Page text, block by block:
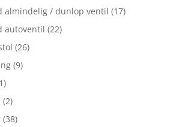
almindelig / dunlop ventil (17)
autoventil (22)
(26)
(9)
(2)
(38)